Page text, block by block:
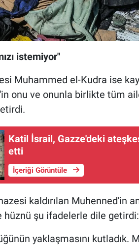
istemiyor"
Muhammed el-Kudra ise
onu ve onunla birlikte tüm
Katil İsrail, Gazze'deki
etti
İçeriği Görüntüle
kaldırılan Muhenned'in
hüznü şu ifadelerle dile getirdi:
yaklaşmasını kutladık.